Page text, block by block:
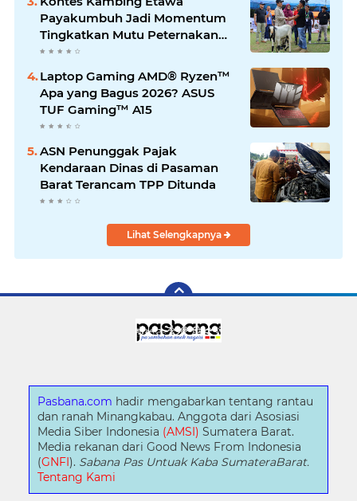
Payakumbuh Jadi Momentum
Tingkatkan Mutu Peternakan
Lokal
Laptop Gaming AMD® Ryzen™
Apa yang Bagus 2026? ASUS
TUF Gaming™ A15
ASN Penunggak Pajak
Kendaraan Dinas di Pasaman
Barat Terancam TPP Ditunda
Lihat Selengkapnya
Pasbana.com hadir mengabarkan tentang rantau
dan ranah Minangkabau. Anggota dari Asosiasi
Media Siber Indonesia (AMSI) Sumatera Barat.
Media rekanan dari Good News From Indonesia
(GNFI). Sabana Pas Untuak Kaba SumateraBarat.
Tentang Kami